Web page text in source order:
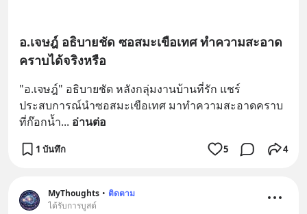
อ.เจษฎ์ อธิบายชัด ซอสมะเขือเทศ ทำความสะอาด
คราบได้จริงหรือ
"อ.เจษฎ์" อธิบายชัด หลังกลุ่มงานบ้านที่รัก แชร์
ประสบการณ์นำซอสมะเขือเทศ มาทำความสะอาดคราบ
ที่ก๊อกน้ำ... อ่านต่อ
1 บันทึก 5 4
MyThoughts • ติดตาม
ได้รับการบูสต์